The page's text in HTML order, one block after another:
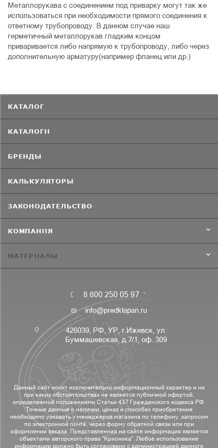
Металлорукава с соединением под приварку могут так же
использоваться при необходимости прямого соединения к
ответному трубопроводу. В данном случае наш
герметичный металлорукав гладким концом
приваривается либо напрямую к трубопроводу, либо через
дополнительную арматуру(например фланец или др.)
КАТАЛОГ
КАТАЛОГИ
БРЕНДЫ
КАЛЬКУЛЯТОРЫ
ЗАКОНОДАТЕЛЬСТВО
КОМПАНИЯ
МАТЕРИАЛЫ
8 800 250 05 97
info@predklapan.ru
426039, РФ, УР, г.Ижевск, ул.
Буммашевская, д.7/1, оф. 309
Данный сайт носит исключительно информационный характер и ни
при каких обстоятельствах не является публичной офертой,
определяемой положениями Статьи 437 Гражданского кодекса РФ.
Точные данные о наличии, ценах и способах приобретения
необходимо узнавать у менеджеров магазина по телефону, запросом
по электронной почте, через форму обратной связи или при
оформлении заказа. Представленная на сайте информация является
объектами авторского права "Крионика". Любое использование
информации должно быть согласовано с администрацией данного